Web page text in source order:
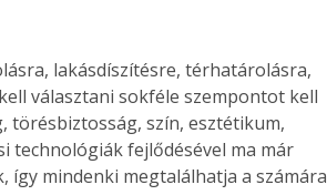
lakásdíszítésre, térhatárolásra,
választani sokféle szempontot kell
törésbiztosság, szín, esztétikum,
technológiák fejlődésével ma már
így mindenki megtalálhatja a számára